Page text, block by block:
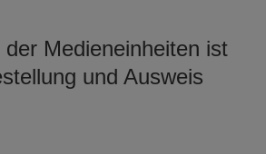
Medieneinheiten ist
und Ausweis